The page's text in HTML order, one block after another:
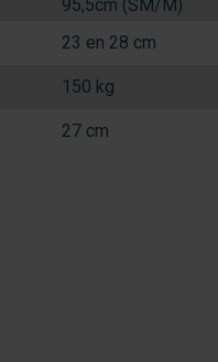
95,5cm (SM/M)
23 en 28 cm
150 kg
27 cm